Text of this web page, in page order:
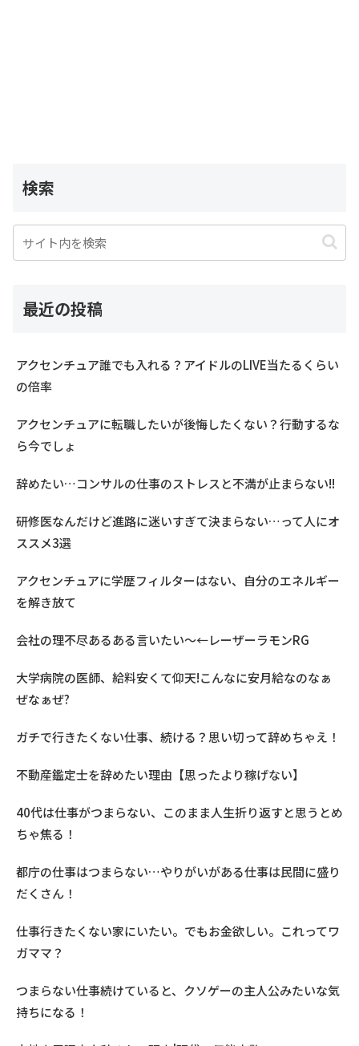
検索
最近の投稿
アクセンチュア誰でも入れる？アイドルのLIVE当たるくらい
の倍率
アクセンチュアに転職したいが後悔したくない？行動するな
ら今でしょ
辞めたい…コンサルの仕事のストレスと不満が止まらない!!
研修医なんだけど進路に迷いすぎて決まらない…って人にオ
ススメ3選
アクセンチュアに学歴フィルターはない、自分のエネルギー
を解き放て
会社の理不尽あるある言いたい～←レーザーラモンRG
大学病院の医師、給料安くて仰天!こんなに安月給なのなぁ
ぜなぁぜ?
ガチで行きたくない仕事、続ける？思い切って辞めちゃえ！
不動産鑑定士を辞めたい理由【思ったより稼げない】
40代は仕事がつまらない、このまま人生折り返すと思うとめ
ちゃ焦る！
都庁の仕事はつまらない…やりがいがある仕事は民間に盛り
だくさん！
仕事行きたくない家にいたい。でもお金欲しい。これってワ
ガママ？
つまらない仕事続けていると、クソゲーの主人公みたいな気
持ちになる！